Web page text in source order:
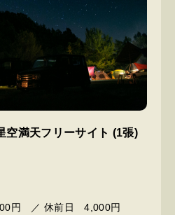
満天フリーサイト (1張)
円 ／ 休前日 4,000円